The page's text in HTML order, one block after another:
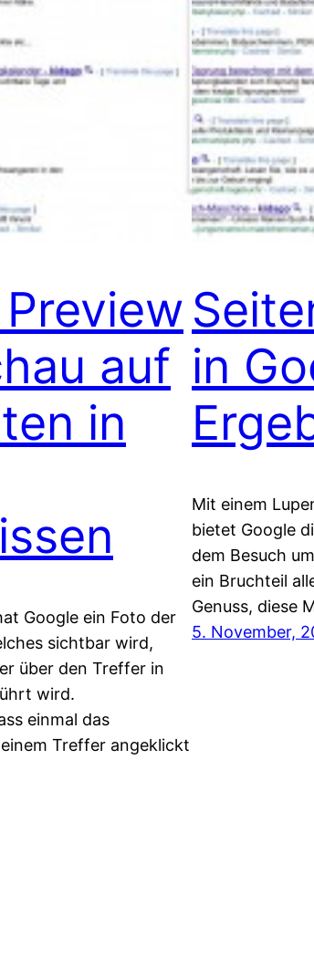
auf
in
Google ein Foto der
sichtbar wird,
über den Treffer in
wird.
einmal das
Treffer angeklickt
in
Mit einem
bietet Google
dem Besuch
ein Bruchteil
Genuss, diese
5. November,